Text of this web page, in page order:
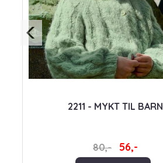
2211 - MYKT TIL BARN
80,-
56,-